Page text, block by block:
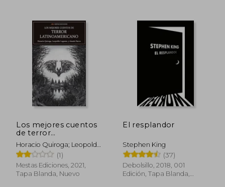
₡ 17.048
Los mejores cuentos
de terror
latinoamericano
Horacio Quiroga; Leopoldo
Lugones, Amado Nervo
(1)
Mestas Ediciones, 2021,
Tapa Blanda, Nuevo
El resplandor
Stephen King
(37)
Debolsillo, 2018, 001
Edición, Tapa Blanda,